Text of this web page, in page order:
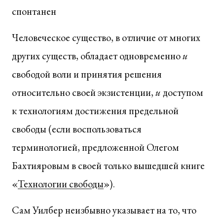
спонтанен
Человеческое существо, в отличие от многих
других существ, обладает одновременнои
свободой воли и принятия решения
относительно своей экзистенции,идоступом
к технологиям достижения предельной
свободы (если воспользоваться
терминологией, предложенной Олегом
Бахтияровым в своей только вышедшей книге
«Технологии свободы»).
Сам Уилбер неизбывно указывает на то, что